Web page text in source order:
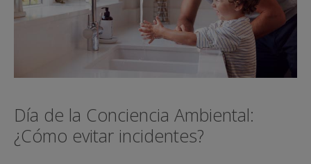
Día de la Conciencia Ambiental:
¿Cómo evitar incidentes?